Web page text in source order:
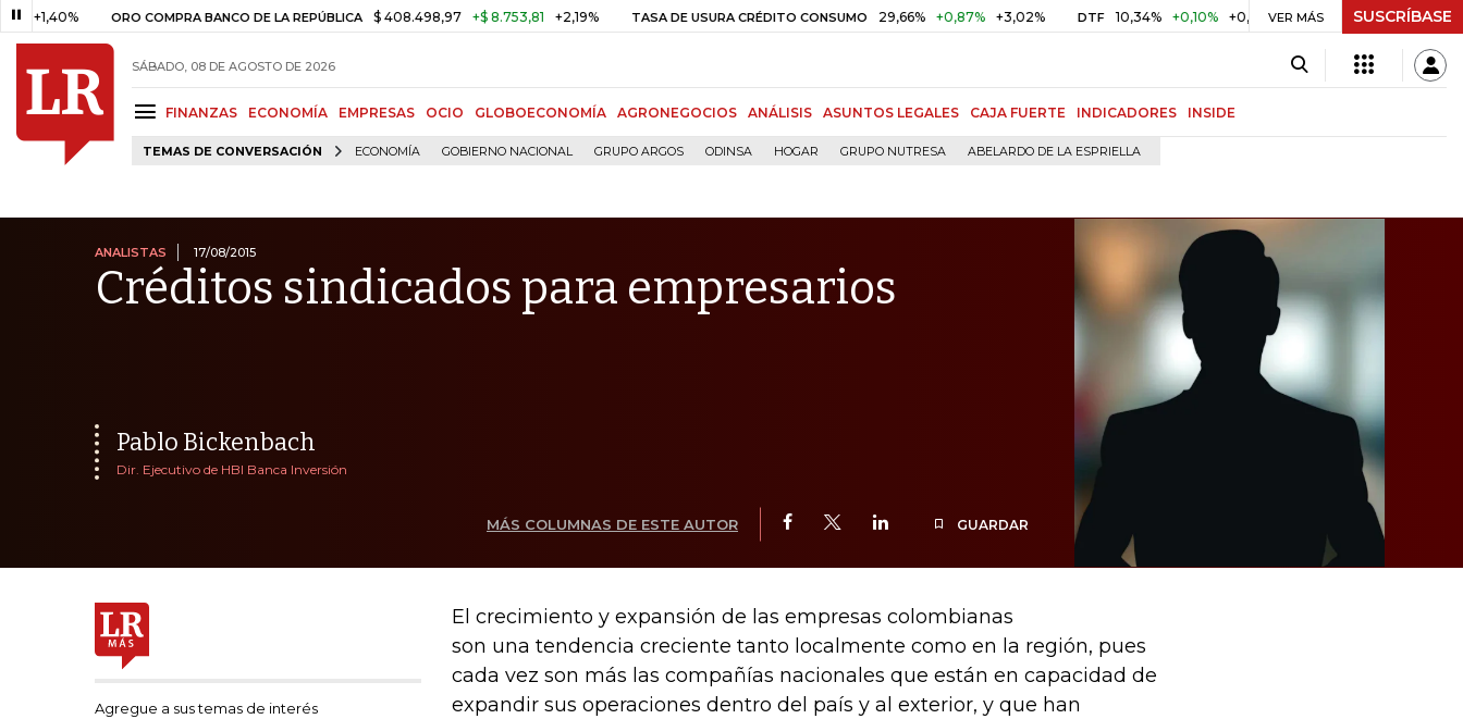
ORO COMPRA BANCO DE LA REPÚBLICA $ 408.498,97 +$ 8.753,81 +2,19% TASA DE USURA CRÉDITO CONSUMO 29,66% +0,87% +3,02% DTF 10,34% +0,10% +0,98% UVR $ 416,96 +$ 0,05 +0,01%
VER MÁS SUSCRÍBASE
SÁBADO, 08 DE AGOSTO DE 2026
FINANZAS ECONOMÍA EMPRESAS OCIO GLOBOECONOMÍA AGRONEGOCIOS ANÁLISIS ASUNTOS LEGALES CAJA FUERTE INDICADORES INSIDE
TEMAS DE CONVERSACIÓN ECONOMÍA GOBIERNO NACIONAL GRUPO ARGOS ODINSA HOGAR GRUPO NUTRESA ABELARDO DE LA ESPRIELLA
ANALISTAS 17/08/2015
Créditos sindicados para empresarios
Pablo Bickenbach
Dir. Ejecutivo de HBI Banca Inversión
MÁS COLUMNAS DE ESTE AUTOR GUARDAR
Agregue a sus temas de interés
El crecimiento y expansión de las empresas colombianas
son una tendencia creciente tanto localmente como en la región, pues
cada vez son más las compañías nacionales que están en capacidad de
expandir sus operaciones dentro del país y al exterior, y que han